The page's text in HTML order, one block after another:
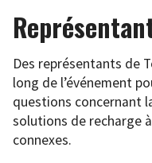
Des représentants de
long de l’événement
questions concernant
solutions de recharge
connexes.